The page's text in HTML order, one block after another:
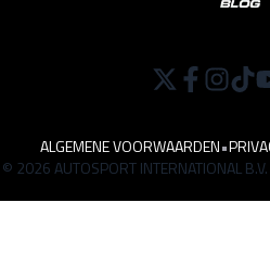
ALGEMENE VOORWAARDEN•
© 2026 AUTOSPORT INTERNATIONAL